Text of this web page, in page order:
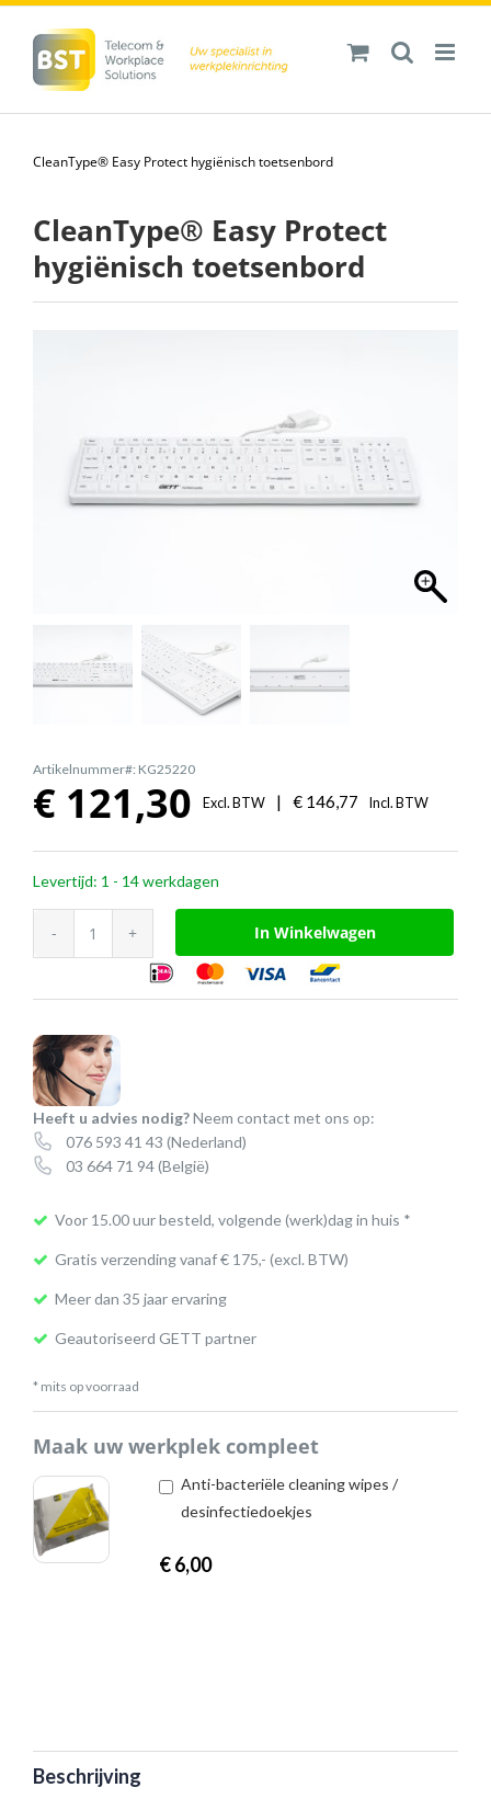
inhoud
CleanType® Easy Protect hygiënisch toetsenbord
CleanType® Easy Protect
hygiënisch toetsenbord
Artikelnummer#: KG25220
€ 121,30 Excl. BTW | € 146,77 Incl. BTW
Levertijd: 1 - 14 werkdagen
Maak uw werkplek compleet
Anti-bacteriële cleaning wipes /
desinfectiedoekjes
€6,00
Easy
toetsenbord
aantal
In Winkelwagen
Heeft u advies nodig?Neem contact met ons op:
076 593 41 43 (Nederland)
03 664 71 94(België)
Voor 15.00 uur besteld, volgende (werk)dag in huis *
Gratis verzending vanaf € 175,- (excl. BTW)
Meer dan 35 jaar ervaring
Geautoriseerd GETT partner
* mits op voorraad
Beschrijving